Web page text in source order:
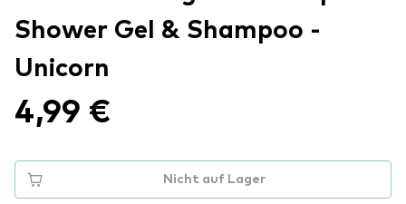
Shower Gel & Shampoo -
Unicorn
4,99 €
Nicht auf Lager